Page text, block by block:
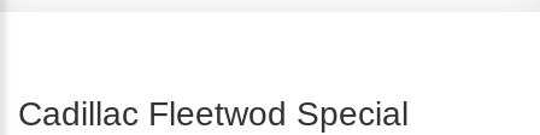
Cadillac Fleetwod Special